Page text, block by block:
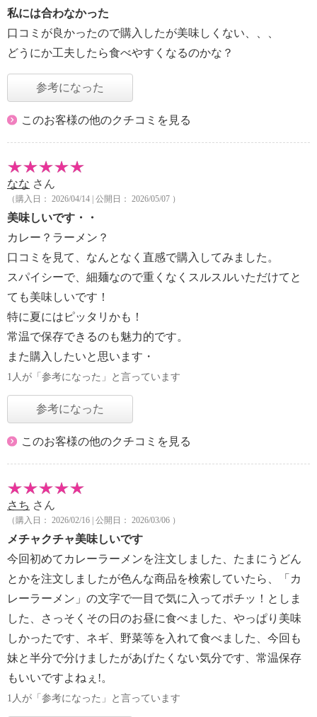
私には合わなかった
口コミが良かったので購入したが美味しくない、、、
どうにか工夫したら食べやすくなるのかな？
参考になった
このお客様の他のクチコミを見る
なな さん
（購入日： 2026/04/14 | 公開日： 2026/05/07 ）
美味しいです・・
カレー？ラーメン？
口コミを見て、なんとなく直感で購入してみました。
スパイシーで、細麺なので重くなくスルスルいただけてと
ても美味しいです！
特に夏にはピッタリかも！
常温で保存できるのも魅力的です。
また購入したいと思います・
1人が「参考になった」と言っています
参考になった
このお客様の他のクチコミを見る
さち さん
（購入日： 2026/02/16 | 公開日： 2026/03/06 ）
メチャクチャ美味しいです
今回初めてカレーラーメンを注文しました、たまにうどん
とかを注文しましたが色んな商品を検索していたら、「カ
レーラーメン」の文字で一目で気に入ってポチッ！としま
した、さっそくその日のお昼に食べました、やっぱり美味
しかったです、ネギ、野菜等を入れて食べました、今回も
妹と半分で分けましたがあげたくない気分です、常温保存
もいいですよねぇ!。
1人が「参考になった」と言っています